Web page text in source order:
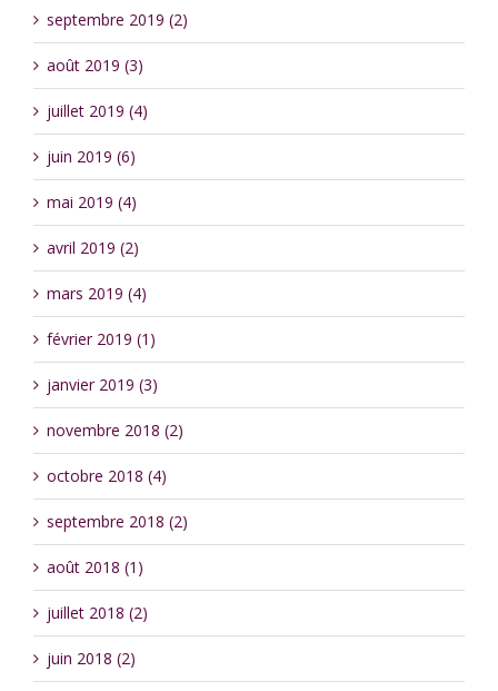
septembre 2019 (2)
août 2019 (3)
juillet 2019 (4)
juin 2019 (6)
mai 2019 (4)
avril 2019 (2)
mars 2019 (4)
février 2019 (1)
janvier 2019 (3)
novembre 2018 (2)
octobre 2018 (4)
septembre 2018 (2)
août 2018 (1)
juillet 2018 (2)
juin 2018 (2)